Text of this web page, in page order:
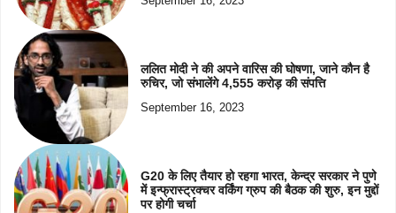
ललित मोदी ने की अपने वारिस की घोषणा, जाने कौन है
रुचिर, जो संभालेंगे 4,555 करोड़ की संपत्ति
September 16, 2023
G20 के लिए तैयार हो रहगा भारत, केन्द्र सरकार ने पुणे
में इन्फ्रास्ट्रक्चर वर्किंग ग्रुप की बैठक की शुरु, इन मुद्दों
पर होगी चर्चा